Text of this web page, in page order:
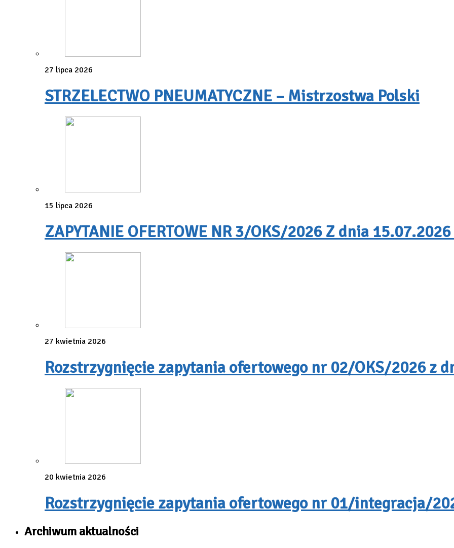
27 lipca 2026
STRZELECTWO PNEUMATYCZNE – Mistrzostwa Polski
15 lipca 2026
ZAPYTANIE OFERTOWE NR 3/OKS/2026 Z dnia
27 kwietnia 2026
Rozstrzygnięcie zapytania ofertowego nr 02/OKS/2026 z
20 kwietnia 2026
Rozstrzygnięcie zapytania ofertowego nr 01/integracja/
Archiwum aktualności